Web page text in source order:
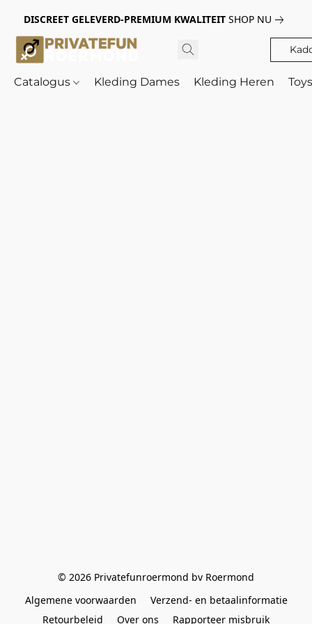
DISCREET GELEVERD-PREMIUM KWALITEIT SHOP NU
Catalogus Kleding Dames Kleding Heren
© 2026 Privatefunroermond bv Roermond
Algemene voorwaarden
Verzend- en betaalinformatie
Retourbeleid
Over ons Rapporteer misbruik